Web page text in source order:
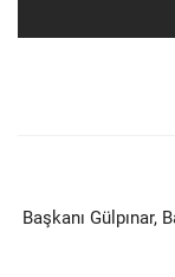
Başkanı Gülpınar,